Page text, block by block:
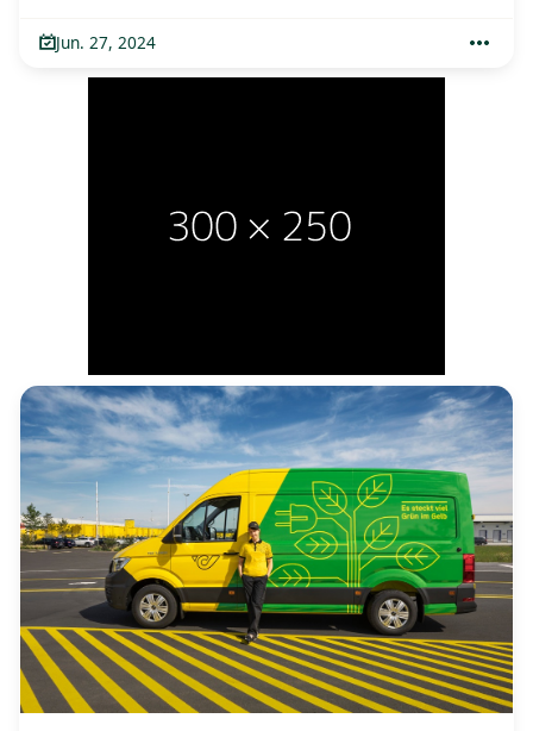
Jun. 27, 2024